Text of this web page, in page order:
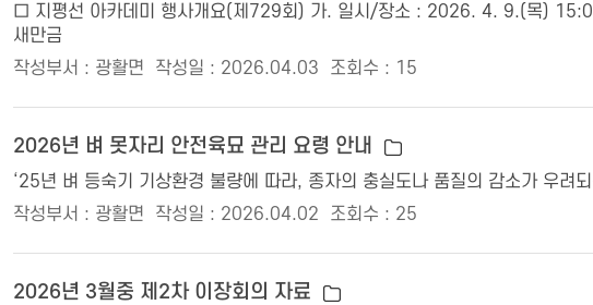
□ 지평선 아카데미 행사개요(제729회) 가. 일시/장소 : 2026. 4. 9.(목)
새만금
작성부서 : 광활면
작성일 : 2026.04.03 조회수 : 15
2026년 벼 못자리 안전육묘 관리 요령 안내
‘25년 벼 등숙기 기상환경 불량에 따라, 종자의 충실도나 품질의 감소가 우려
작성부서 : 광활면
작성일 : 2026.04.02 조회수 : 25
2026년 3월중 제2차 이장회의 자료